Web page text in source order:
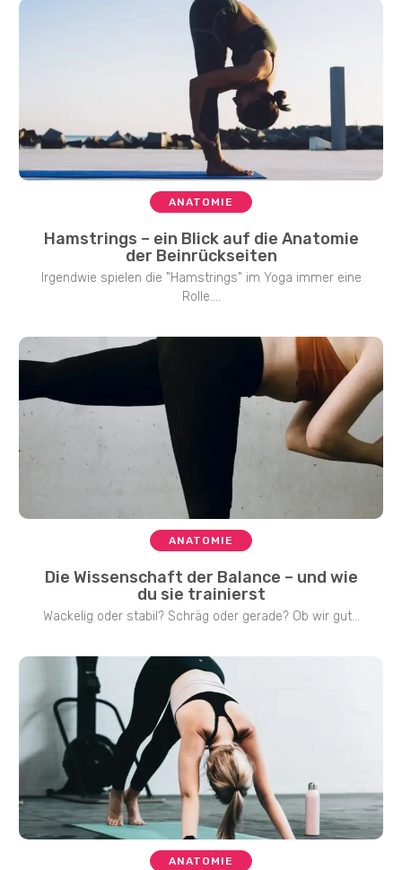
ANATOMIE
Hamstrings – ein Blick auf die Anatomie
der Beinrückseiten
Irgendwie spielen die "Hamstrings" im Yoga immer eine
Rolle....
ANATOMIE
Die Wissenschaft der Balance – und wie
du sie trainierst
Wackelig oder stabil? Schräg oder gerade? Ob wir gut...
ANATOMIE